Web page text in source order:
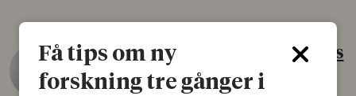
Gammalt skinn var Sveriges
äldsta sko
Få tips om ny
forskning tre gånger i